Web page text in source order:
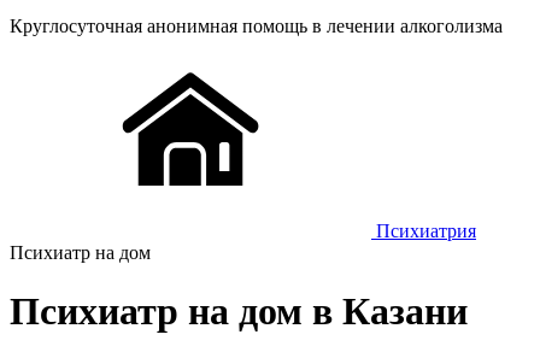
Круглосуточная анонимная помощь в лечении алкоголизма
Психиатрия
Психиатр на дом
Психиатр на дом в Казани